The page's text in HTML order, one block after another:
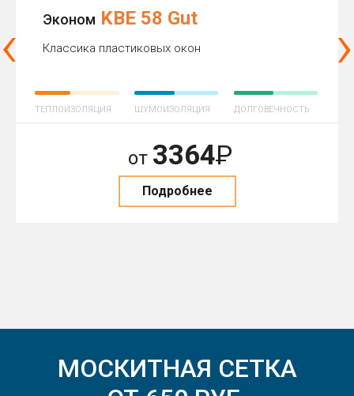
Эконом KBE 58 Gut
Классика пластиковых окон
ТЕПЛОИЗОЛЯЦИЯ ШУМОИЗОЛЯЦИЯ ДОЛГОВЕЧНОСТЬ
от 3364Р
Подробнее
‹ ›
МОСКИТНАЯ СЕТКА